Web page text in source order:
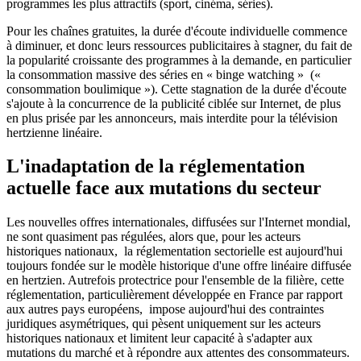
programmes les plus attractifs (sport, cinéma, séries).
Pour les chaînes gratuites, la durée d'écoute individuelle commence
à diminuer, et donc leurs ressources publicitaires à stagner, du fait de
la popularité croissante des programmes à la demande, en particulier
la consommation massive des séries en « binge watching » («
consommation boulimique »). Cette stagnation de la durée d'écoute
s'ajoute à la concurrence de la publicité ciblée sur Internet, de plus
en plus prisée par les annonceurs, mais interdite pour la télévision
hertzienne linéaire.
L'inadaptation de la réglementation
actuelle face aux mutations du secteur
Les nouvelles offres internationales, diffusées sur l'Internet mondial,
ne sont quasiment pas régulées, alors que, pour les acteurs
historiques nationaux, la réglementation sectorielle est aujourd'hui
toujours fondée sur le modèle historique d'une offre linéaire diffusée
en hertzien. Autrefois protectrice pour l'ensemble de la filière, cette
réglementation, particulièrement développée en France par rapport
aux autres pays européens, impose aujourd'hui des contraintes
juridiques asymétriques, qui pèsent uniquement sur les acteurs
historiques nationaux et limitent leur capacité à s'adapter aux
mutations du marché et à répondre aux attentes des consommateurs.